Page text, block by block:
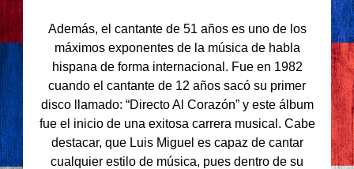
Además, el cantante de 51 años es uno de los
máximos exponentes de la música de habla
hispana de forma internacional. Fue en 1982
cuando el cantante de 12 años sacó su primer
disco llamado: “Directo Al Corazón” y este álbum
fue el inicio de una exitosa carrera musical. Cabe
destacar, que Luis Miguel es capaz de cantar
cualquier estilo de música, pues dentro de su